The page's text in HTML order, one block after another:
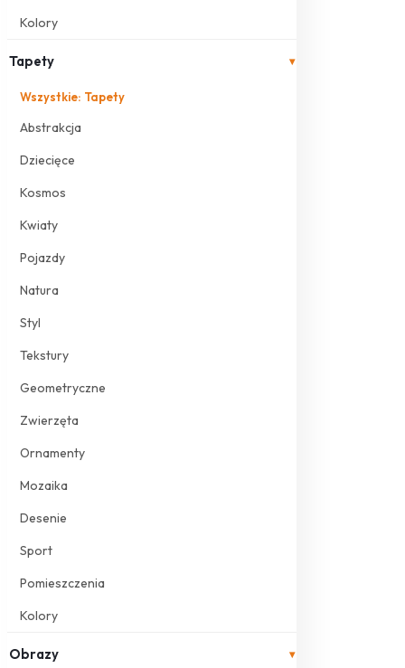
Kolory
Tapety ▾
Wszystkie: Tapety
Abstrakcja
Dziecięce
Kosmos
Kwiaty
Pojazdy
Natura
Styl
Tekstury
Geometryczne
Zwierzęta
Ornamenty
Mozaika
Desenie
Sport
Pomieszczenia
Kolory
Obrazy ▾